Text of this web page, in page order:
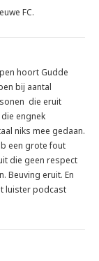
FC.
hoort Gudde
bij aantal
die eruit
engnek
niks mee gedaan.
een grote fout
die geen respect
Beuving eruit. En
luister podcast